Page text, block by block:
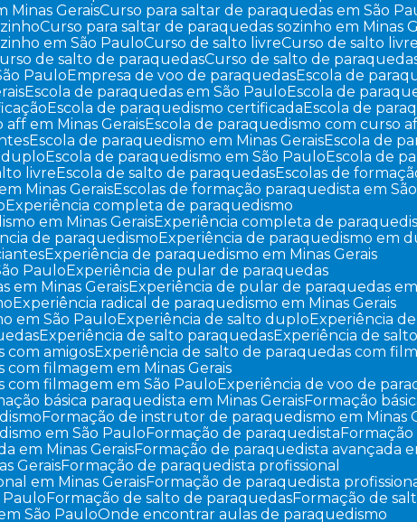
Minas Gerais
Curso para saltar de paraquedas em São
Curso para saltar de paraquedas sozinho em Minas
em São Paulo
Curso de salto livre
Curso de salto
Curso de salto de paraquedas
Curso de salto de
Paulo
Empresa de voo de paraquedas
Escola de
Escola de paraquedas em São Paulo
Escola de
Escola de paraquedismo certificada
Escola de
aff em Minas Gerais
Escola de paraquedismo com curso
Escola de paraquedismo em Minas Gerais
Escola de
duplo
Escola de paraquedismo em São Paulo
Escola de
livre Escola de salto de paraquedas
Escolas de
Minas Gerais
Escolas de formação paraquedista em
Experiência completa de paraquedismo
em Minas Gerais
Experiência completa de
de paraquedismo
Experiência de paraquedismo em
Experiência de paraquedismo em Minas Gerais
Paulo
Experiência de pular de paraquedas
em Minas Gerais
Experiência de pular de paraquedas
Experiência radical de paraquedismo em Minas Gerais
em São Paulo
Experiência de salto duplo
Experiência
Experiência de salto paraquedas
Experiência de
com amigos
Experiência de salto de paraquedas com
com filmagem em Minas Gerais
com filmagem em São Paulo
Experiência de voo de
básica paraquedista em Minas Gerais Formação
Formação de instrutor de paraquedismo em Minas
em São Paulo
Formação de paraquedista
em Minas Gerais Formação de paraquedista avançada
Gerais Formação de paraquedista profissional
em Minas Gerais Formação de paraquedista
Paulo
Formação de salto de paraquedas Formação de
São Paulo
Onde encontrar aulas de paraquedismo